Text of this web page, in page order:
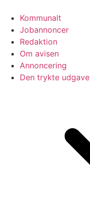
indhold
Kommunalt
Jobannoncer
Redaktion
Om avisen
Annoncering
Den trykte udgave